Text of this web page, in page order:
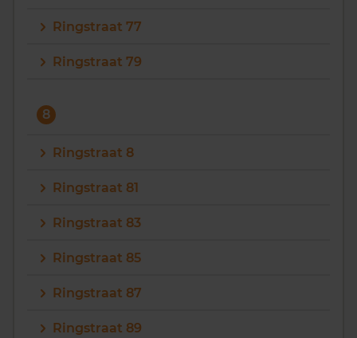
Ringstraat 77
Ringstraat 79
8
Ringstraat 8
Ringstraat 81
Ringstraat 83
Ringstraat 85
Ringstraat 87
Ringstraat 89